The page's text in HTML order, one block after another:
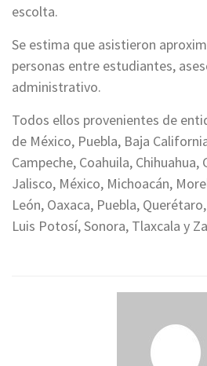
escolta.
Se estima que asistieron
personas entre estudiantes,
administrativo.
Todos ellos provenientes de
de México, Puebla, Baja
Campeche, Coahuila,
Jalisco, México, Michoacán,
León, Oaxaca, Puebla,
Luis Potosí, Sonora, Tlaxcala y